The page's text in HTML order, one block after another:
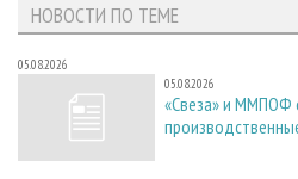
НОВОСТИ ПО ТЕМЕ
05.08.2026
05.08.2026
«Свеза» и ММПОФ